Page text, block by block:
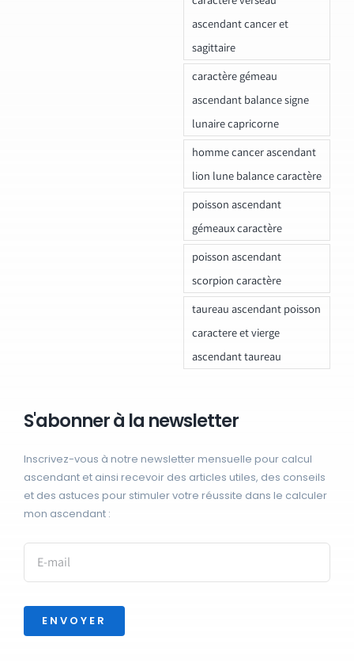
ascendant cancer et
sagittaire
caractère gémeau
ascendant balance signe
lunaire capricorne
homme cancer ascendant
lion lune balance caractère
poisson ascendant
gémeaux caractère
poisson ascendant
scorpion caractère
taureau ascendant poisson
caractere et vierge
ascendant taureau
S'abonner à la newsletter
Inscrivez-vous à notre newsletter mensuelle pour calcul
ascendant et ainsi recevoir des articles utiles, des conseils
et des astuces pour stimuler votre réussite dans le calculer
mon ascendant :
ENVOYER